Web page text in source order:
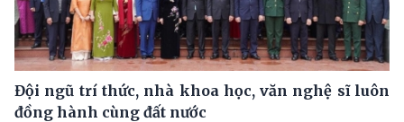
Đội ngũ trí thức, nhà khoa học, văn nghệ sĩ luôn
đồng hành cùng đất nước